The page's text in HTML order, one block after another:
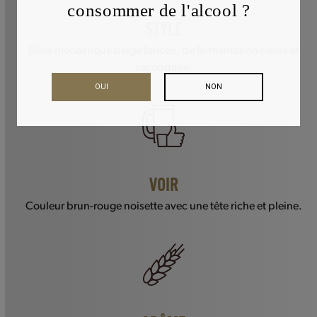
VOIR
Couleur brun-rouge noisette avec une tête riche et pleine.
consommer de l'alcool ?
NON
OUI